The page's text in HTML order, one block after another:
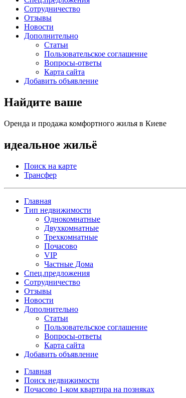
Сотрудничество
Отзывы
Новости
Дополнительно
Статьи
Пользовательское соглашение
Вопросы-ответы
Карта сайта
Добавить объявление
Найдите ваше
Оренда и продажа комфортного жилья в Киеве
идеальное жильё
Поиск на карте
Трансфер
Главная
Тип недвижимости
Однокомнатные
Двухкомнатные
Трехкомнатные
Почасово
VIP
Частные Дома
Спец.предложения
Сотрудничество
Отзывы
Новости
Дополнительно
Статьи
Пользовательское соглашение
Вопросы-ответы
Карта сайта
Добавить объявление
Главная
Поиск недвижимости
Почасово 1-ком квартира на позняках